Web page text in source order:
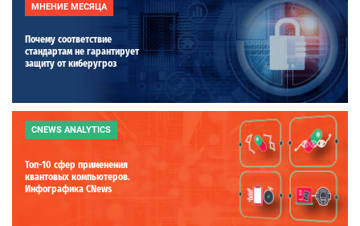
МНЕНИЕ МЕСЯЦА
Почему соответствие
стандартам не гарантирует
защиту от киберугроз
CNEWS ANALYTICS
Топ-10 сфер применения
квантовых компьютеров.
Инфографика CNews